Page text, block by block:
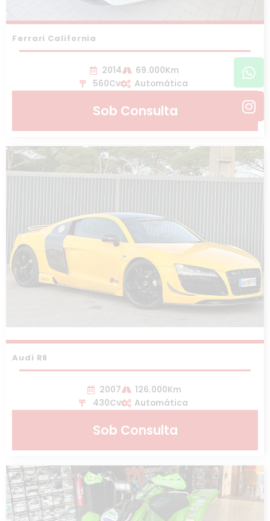
Ferrari California
2014
69.000Km
560Cv
Automática
Sob Consulta
Audi R8
2007
126.000Km
430Cv
Automática
Sob Consulta